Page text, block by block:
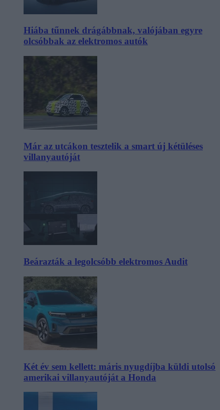
Hiába tűnnek drágábbnak, valójában egyre
olcsóbbak az elektromos autók
Már az utcákon tesztelik a smart új kétüléses
villanyautóját
Beárazták a legolcsóbb elektromos Audit
Két év sem kellett: máris nyugdíjba küldi utolsó
amerikai villanyautóját a Honda